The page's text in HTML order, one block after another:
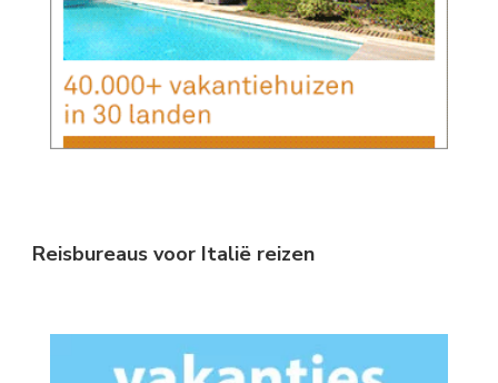
Reisbureaus voor Italië reizen